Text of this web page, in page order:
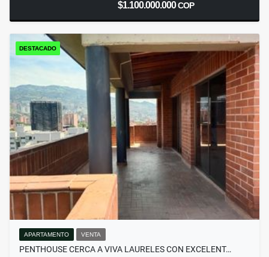
$1.100.000.000COP
DESTACADO
APARTAMENTO VENTA
PENTHOUSE CERCA A VIVA LAURELES CON EXCELENT…